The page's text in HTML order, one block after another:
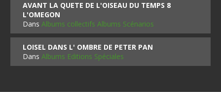
AVANT LA QUETE DE L'OISEAU DU TEMPS 8
L'OMEGON
DansAlbums collectifs Albums Scénarios
LOISEL DANS L' OMBRE DE PETER PAN
DansAlbums Editions Spéciales